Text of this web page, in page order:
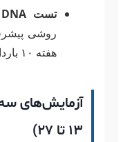
تست DNA آزاد جنینی (NIPT/cfDNA):
هفته ۱۰ بارداری قابل انجام است.
آزمایش‌های
۱۳ تا ۲۷)